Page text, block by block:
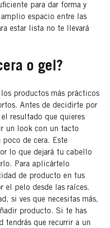
para dar forma y
espacio entre las
estar lista no te llevará
o gel?
productos más prácticos
Antes de decidirte por
resultado que quieres
un look con un tacto
poco de cera. Este
lo que dejará tu cabello
Para aplicártelo
de producto en tus
el pelo desde las raíces.
si ves que necesitas más,
producto. Si te has
tendrás que recurrir a un